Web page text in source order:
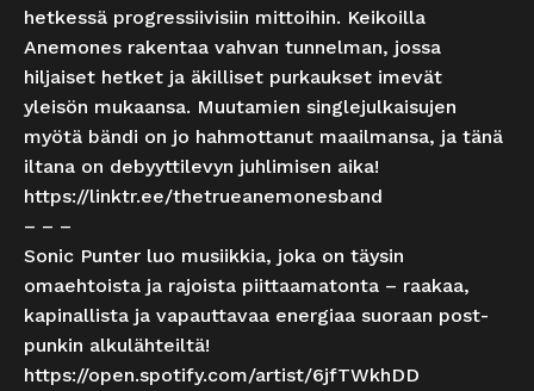
hetkessä progressiivisiin mittoihin. Keikoilla
Anemones rakentaa vahvan tunnelman, jossa
hiljaiset hetket ja äkilliset purkaukset imevät
yleisön mukaansa. Muutamien singlejulkaisujen
myötä bändi on jo hahmottanut maailmansa, ja tänä
iltana on debyyttilevyn juhlimisen aika!
https://linktr.ee/thetrueanemonesband
– – –
Sonic Punter luo musiikkia, joka on täysin
omaehtoista ja rajoista piittaamatonta – raakaa,
kapinallista ja vapauttavaa energiaa suoraan post-
punkin alkulähteiltä!
https://open.spotify.com/artist/6jfTWkhDD